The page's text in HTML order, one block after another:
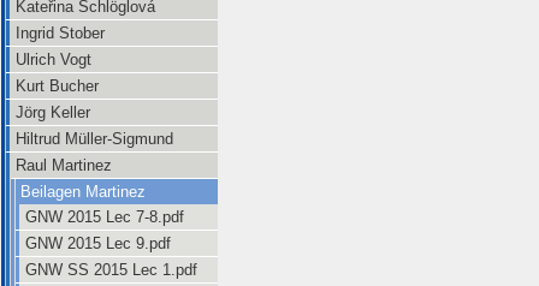
Kateřina Schlöglová
Ingrid Stober
Ulrich Vogt
Kurt Bucher
Jörg Keller
Hiltrud Müller-Sigmund
Raul Martinez
Beilagen Martinez
GNW 2015 Lec 7-8.pdf
GNW 2015 Lec 9.pdf
GNW SS 2015 Lec 1.pdf